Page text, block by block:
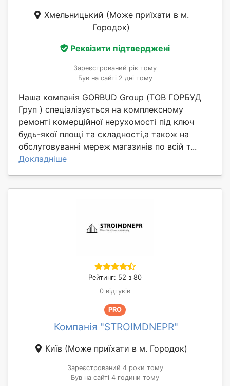
Хмельницький (Може приїхати в м.
Городок)
Реквізити підтверджені
Зареєстрований рік тому
Був на сайті 2 дні тому
Наша компанія GORBUD Group (ТОВ ГОРБУД
Груп ) спеціалізується на комплексному
ремонті комерційної нерухомості під ключ
будь-якої площі та складності,а також на
обслуговуванні мереж магазинів по всій т...
Докладніше
Рейтинг: 52 з 80
0 відгуків
PRO
Компанія "STROIMDNEPR"
Київ (Може приїхати в м. Городок)
Зареєстрований 4 роки тому
Був на сайті 4 години тому